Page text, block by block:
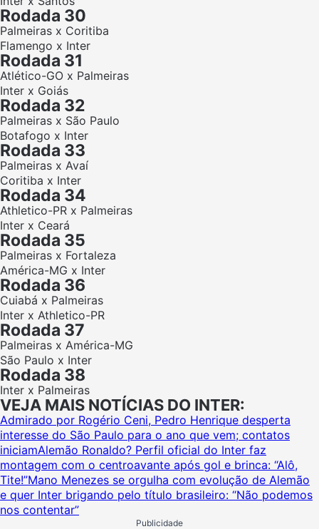
Rodada 30
Palmeiras x Coritiba
Flamengo x Inter
Rodada 31
Atlético-GO x Palmeiras
Inter x Goiás
Rodada 32
Palmeiras x São Paulo
Botafogo x Inter
Rodada 33
Palmeiras x Avaí
Coritiba x Inter
Rodada 34
Athletico-PR x Palmeiras
Inter x Ceará
Rodada 35
Palmeiras x Fortaleza
América-MG x Inter
Rodada 36
Cuiabá x Palmeiras
Inter x Athletico-PR
Rodada 37
Palmeiras x América-MG
São Paulo x Inter
Rodada 38
Inter x Palmeiras
VEJA MAIS NOTÍCIAS DO INTER:
Admirado por Rogério Ceni, Pedro Henrique desperta
interesse do São Paulo para o ano que vem; contatos
iniciamAlemão Ronaldo? Perfil oficial do Inter faz
montagem com o centroavante após gol e brinca: “Alô,
Tite!”Mano Menezes se orgulha com evolução de Alemão
e quer Inter brigando pelo título brasileiro: “Não podemos
nos contentar”
Publicidade